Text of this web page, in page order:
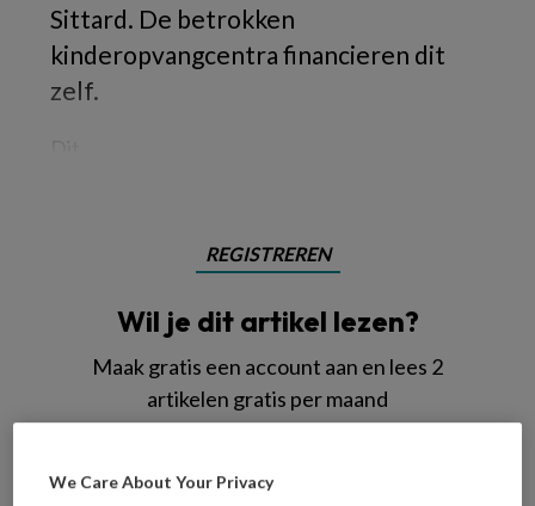
Sittard. De betrokken
kinderopvangcentra financieren dit
zelf.
REGISTREREN
Wil je dit artikel lezen?
Maak gratis een account aan en lees 2
artikelen gratis per maand
We Care About Your Privacy